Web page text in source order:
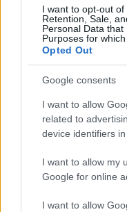
I want to opt-out of
Retention, Sale,
Personal Data
Purposes for
Opted Out
Google consents
I want to allow
related to
device identifiers
I want to allow my
Google for online
I want to allow
A munkakör a
azonnal betölthető.
A pályázat
A pályázatok
személyesen a
Információ: Kovács